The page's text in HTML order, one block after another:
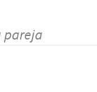
pareja